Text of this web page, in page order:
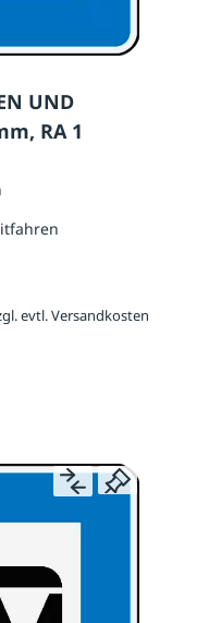
UND
RA 1
evtl. Versandkosten